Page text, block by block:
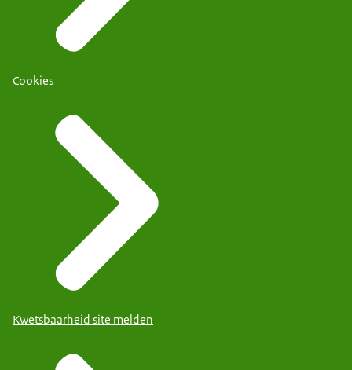
Cookies
Kwetsbaarheid site melden